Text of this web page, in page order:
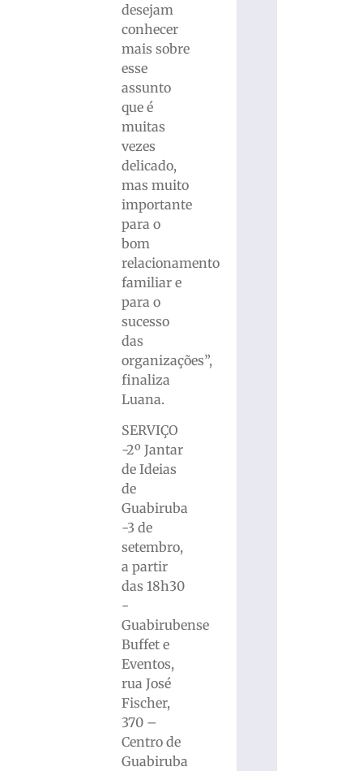
desejam
conhecer
mais sobre
esse
assunto
que é
muitas
vezes
delicado,
mas muito
importante
para o
bom
relacionamento
familiar e
para o
sucesso
das
organizações”,
finaliza
Luana.
SERVIÇO
-2º Jantar
de Ideias
de
Guabiruba
-3 de
setembro,
a partir
das 18h30
-
Guabirubense
Buffet e
Eventos,
rua José
Fischer,
370 –
Centro de
Guabiruba